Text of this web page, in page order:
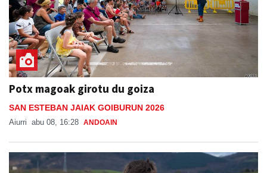
Potx magoak girotu du goiza
SAN ESTEBAN JAIAK GOIBURUN 2026
Aiurri abu 08, 16:28 ANDOAIN